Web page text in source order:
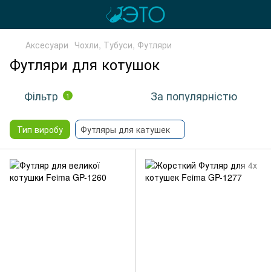
Аксесуари Чохли, Тубуси, Футляри
Футляри для котушок
Фільтр 1 За популярністю
Тип виробу Футляры для катушек